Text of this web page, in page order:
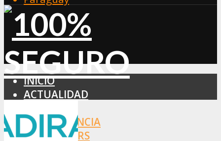
INICIO
ACTUALIDAD
ASISTENCIA
BROKERS